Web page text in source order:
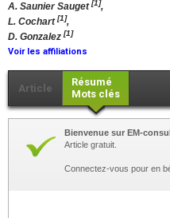
A. Saunier Sauget[1],
L. Cochart[1],
D. Gonzalez [1]
Voir les affiliations
Article
Résumé
Mots clés
Bienvenue sur EM-
Article gratuit.
Connectez-vous pour en